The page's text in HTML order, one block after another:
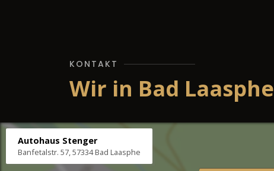
KONTAKT
Wir in Bad Laasphe
Autohaus Stenger
Banfetalstr. 57, 57334 Bad Laasphe